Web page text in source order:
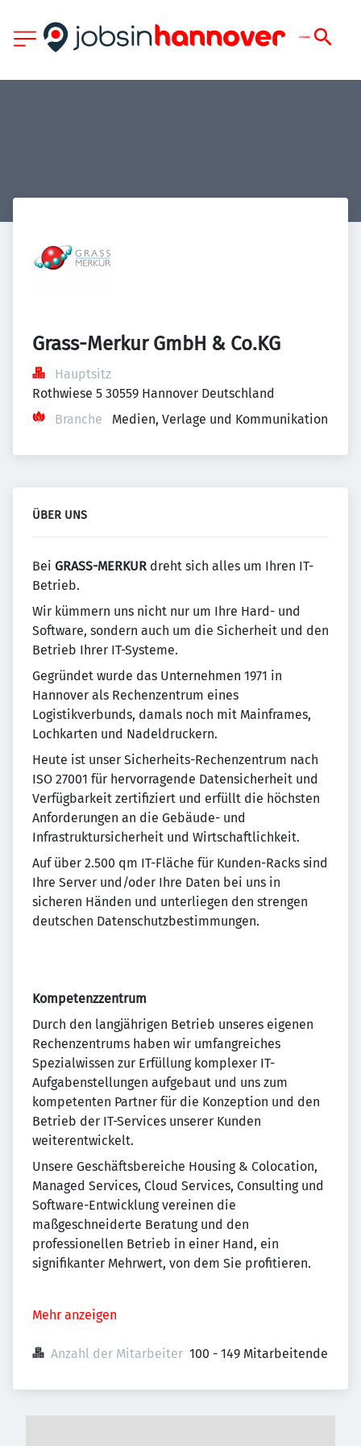
Grass-Merkur GmbH & Co.KG
Hauptsitz
Rothwiese 5 30559 Hannover Deutschland
Branche
Medien, Verlage und Kommunikation
ÜBER UNS
Bei GRASS-MERKUR dreht sich alles um Ihren IT-
Betrieb.
Wir kümmern uns nicht nur um Ihre Hard- und
Software, sondern auch um die Sicherheit und den
Betrieb Ihrer IT-Systeme.
Gegründet wurde das Unternehmen 1971 in
Hannover als Rechenzentrum eines
Logistikverbunds, damals noch mit Mainframes,
Lochkarten und Nadeldruckern.
Heute ist unser Sicherheits-Rechenzentrum nach
ISO 27001 für hervorragende Datensicherheit und
Verfügbarkeit zertifiziert und erfüllt die höchsten
Anforderungen an die Gebäude- und
Infrastruktursicherheit und Wirtschaftlichkeit.
Auf über 2.500 qm IT-Fläche für Kunden-Racks sind
Ihre Server und/oder Ihre Daten bei uns in
sicheren Händen und unterliegen den strengen
deutschen Datenschutzbestimmungen.
Kompetenzzentrum
Durch den langjährigen Betrieb unseres eigenen
Rechenzentrums haben wir umfangreiches
Spezialwissen zur Erfüllung komplexer IT-
Aufgabenstellungen aufgebaut und uns zum
kompetenten Partner für die Konzeption und den
Betrieb der IT-Services unserer Kunden
weiterentwickelt.
Unsere Geschäftsbereiche Housing & Colocation,
Managed Services, Cloud Services, Consulting und
Software-Entwicklung vereinen die
maßgeschneiderte Beratung und den
professionellen Betrieb in einer Hand, ein
signifikanter Mehrwert, von dem Sie profitieren.
Mehr anzeigen
Anzahl der Mitarbeiter 100 - 149 Mitarbeitende